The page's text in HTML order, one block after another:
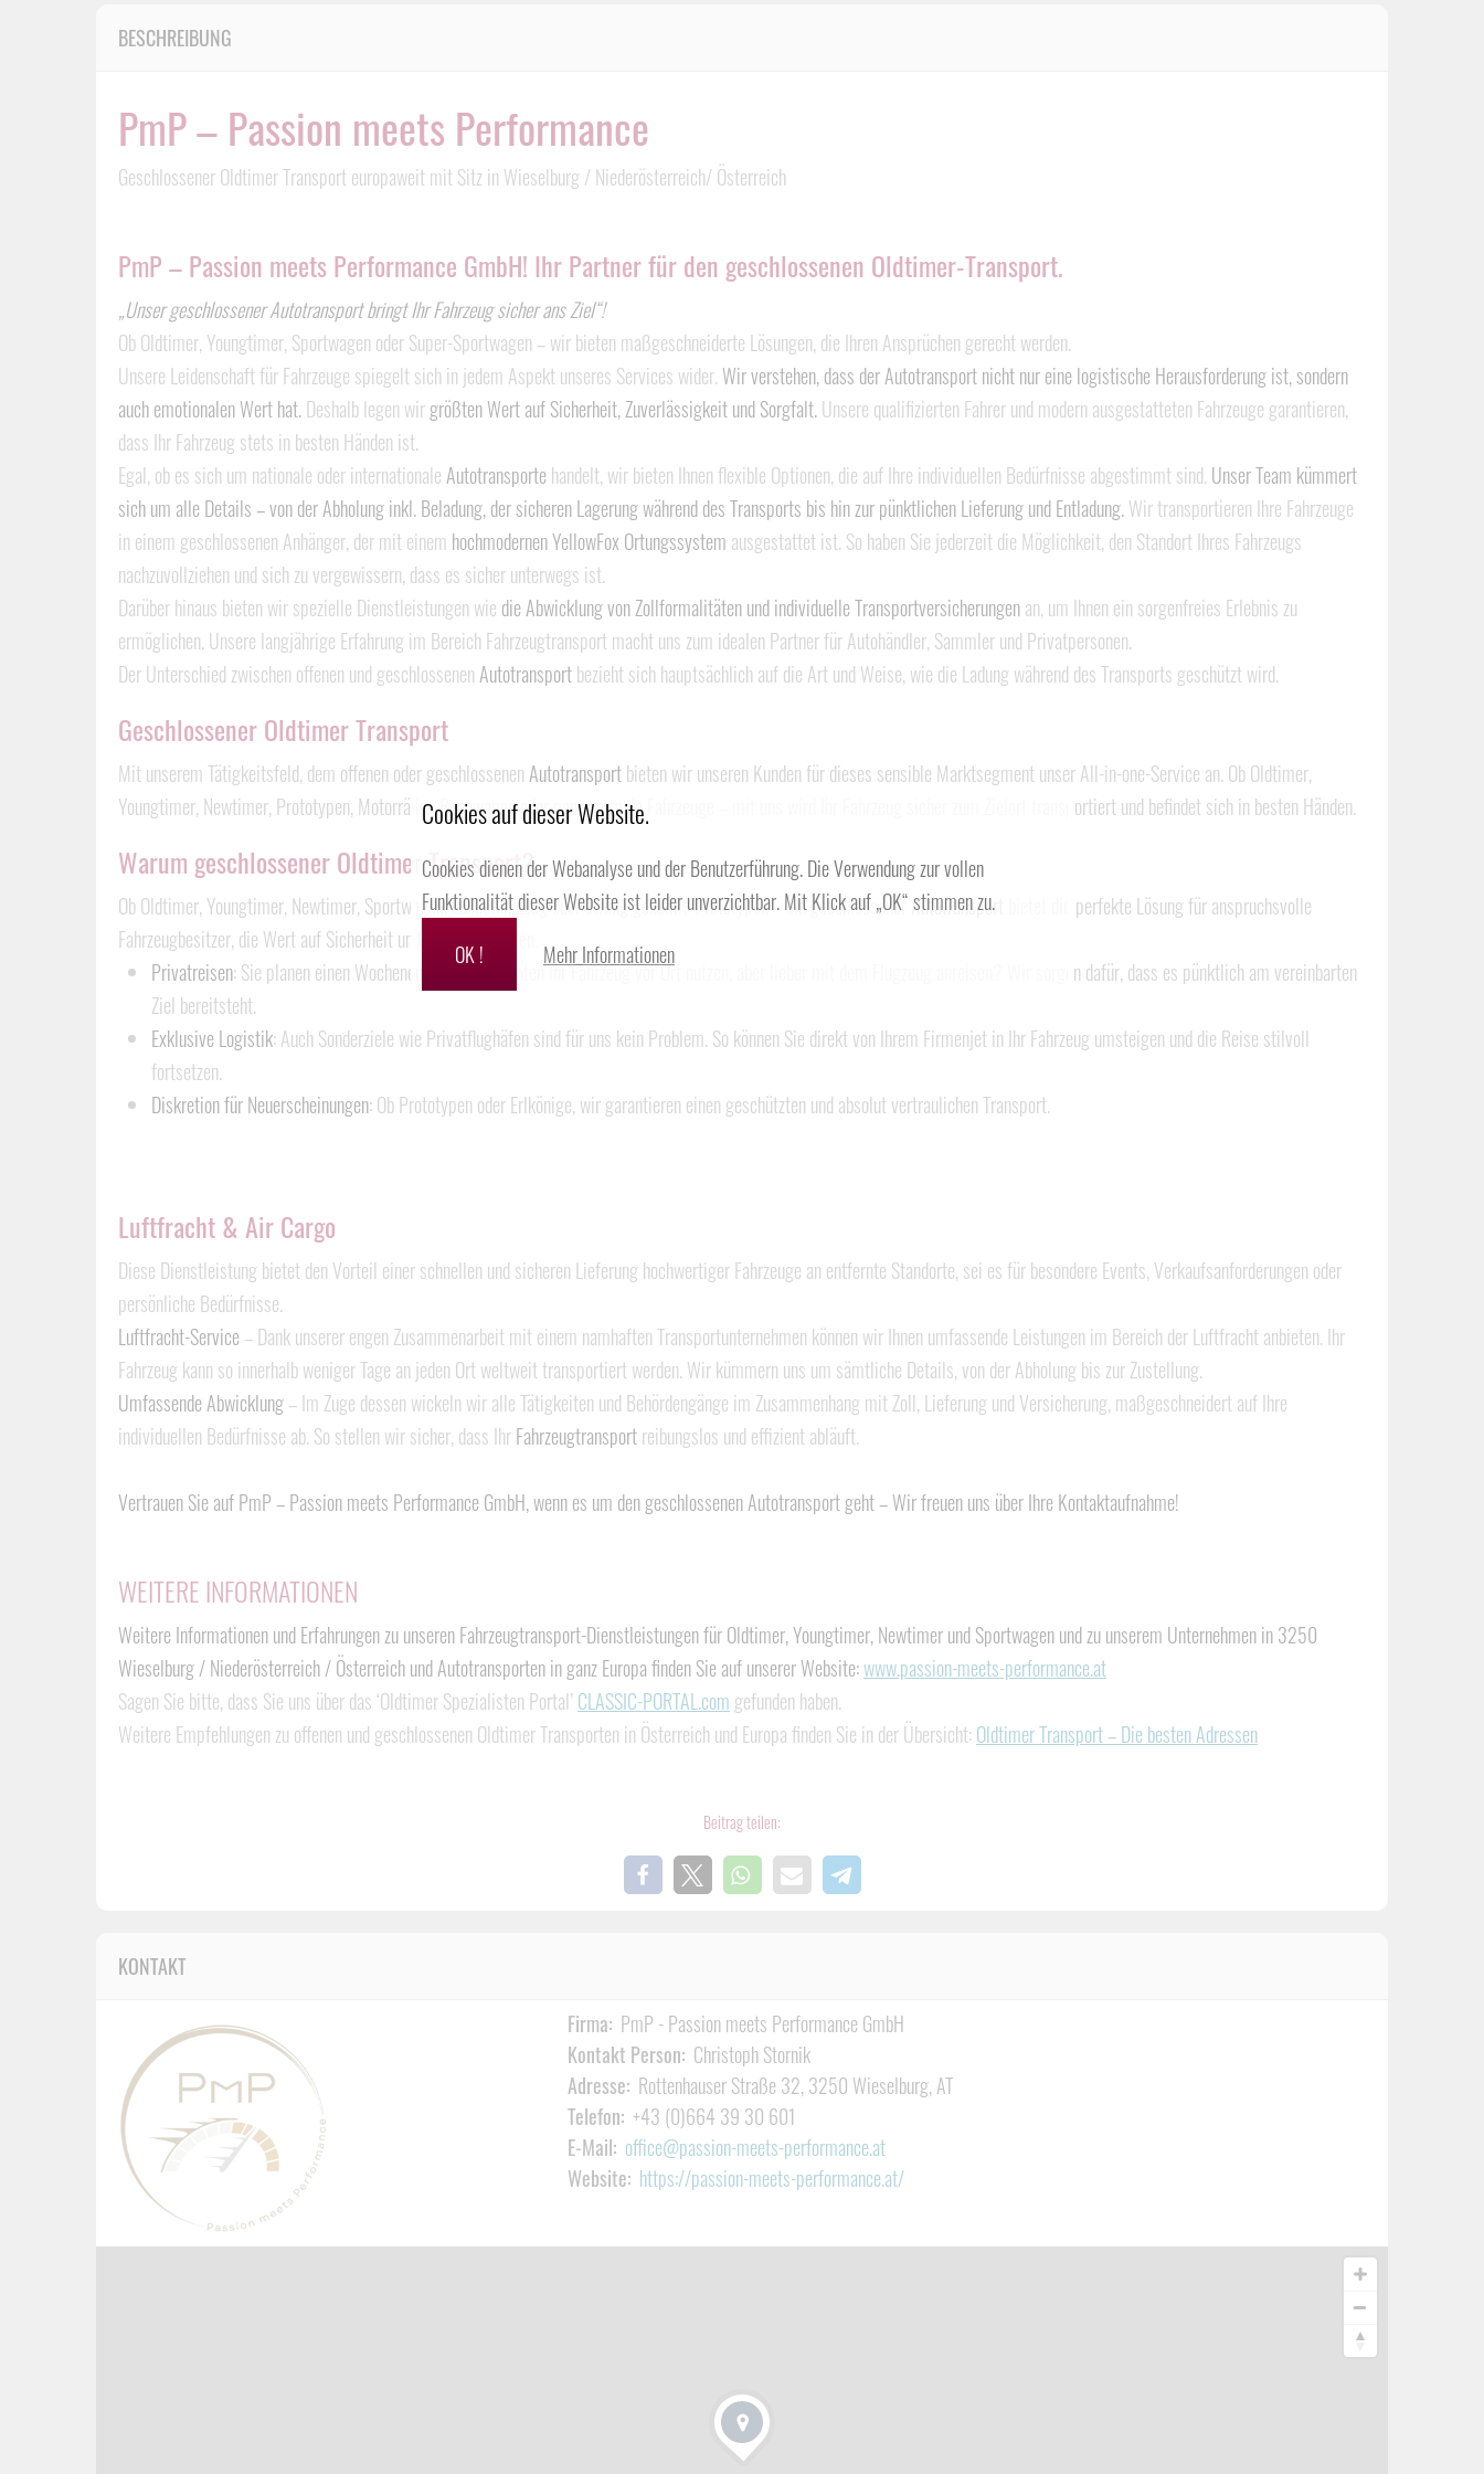
Cookies auf dieser Website.
Cookies dienen der Webanalyse und der Benutzerführung. Die Verwendung zur vollen
Funktionalität dieser Website ist leider unverzichtbar. Mit Klick auf „OK“ stimmen zu.
OK !
Mehr Informationen
BESCHREIBUNG
PmP – Passion meets Performance
Geschlossener Oldtimer Transport europaweit mit Sitz in Wieselburg / Niederösterreich/ Österreich
PmP – Passion meets Performance GmbH! Ihr Partner für den geschlossenen Oldtimer-Transport.
„Unser geschlossener Autotransport bringt Ihr Fahrzeug sicher ans Ziel“!
Ob Oldtimer, Youngtimer, Sportwagen oder Super-Sportwagen – wir bieten maßgeschneiderte Lösungen, die Ihren Ansprüchen gerecht werden.
Unsere Leidenschaft für Fahrzeuge spiegelt sich in jedem Aspekt unseres Services wider. Wir verstehen, dass der Autotransport nicht nur eine logistische Herausforderung ist, sondern
auch emotionalen Wert hat.Deshalb legen wirgrößten Wert auf Sicherheit, Zuverlässigkeit und Sorgfalt.Unsere qualifizierten Fahrer und modern ausgestatteten Fahrzeuge garantieren,
dass Ihr Fahrzeug stets in besten Händen ist.
Egal, ob es sich um nationale oder internationale Autotransportehandelt, wir bieten Ihnen flexible Optionen, die auf Ihre individuellen Bedürfnisse abgestimmt sind. Unser Team kümmert
sich um alle Details – von der Abholung inkl. Beladung, der sicheren Lagerung während des Transports bis hin zur pünktlichen Lieferung und Entladung.Wir transportieren Ihre Fahrzeuge
in einem geschlossenen Anhänger, der mit einem hochmodernen YellowFox Ortungssystem ausgestattet ist. So haben Sie jederzeit die Möglichkeit, den Standort Ihres Fahrzeugs
nachzuvollziehen und sich zu vergewissern, dass es sicher unterwegs ist.
Darüber hinaus bieten wir spezielle Dienstleistungen wie die Abwicklung von Zollformalitäten und individuelle Transportversicherungenan, um Ihnen ein sorgenfreies Erlebnis zu
ermöglichen. Unsere langjährige Erfahrung im Bereich Fahrzeugtransport macht uns zum idealen Partner für Autohändler, Sammler und Privatpersonen.
Der Unterschied zwischen offenen und geschlossenen Autotransportbezieht sich hauptsächlich auf die Art und Weise, wie die Ladung während des Transports geschützt wird.
Geschlossener Oldtimer Transport
Mit unserem Tätigkeitsfeld, dem offenen oder geschlossenen Autotransportbieten wir unseren Kunden für dieses sensible Marktsegment unser All-in-one-Service an. Ob Oldtimer,
Youngtimer, Newtimer, Prototypen, Motorräder, Rennwagen oder ganz normale Fahrzeuge – mit uns wird Ihr Fahrzeug sicher zum Zielort transportiert und befindet sich in besten Händen.
Warum geschlossener Oldtimer Transport?
Ob Oldtimer, Youngtimer, Newtimer, Sportwagen, Luxusfahrzeug oder streng geheime Prototypen – ein geschlossenerAutotransport
bietet die perfekte Lösung für anspruchsvolle
Fahrzeugbesitzer, die Wert auf Sicherheit und Diskretion legen.
Privatreisen: Sie planen einen Wochenendtrip und möchten Ihr Fahrzeug vor Ort nutzen, aber lieber mit dem Flugzeug anreisen? Wir sorgen dafür, dass es pünktlich am vereinbarten
Ziel bereitsteht.
Exklusive Logistik: Auch Sonderziele wie Privatflughäfen sind für uns kein Problem. So können Sie direkt von Ihrem Firmenjet in Ihr Fahrzeug umsteigen und die Reise stilvoll
fortsetzen.
Diskretion für Neuerscheinungen: Ob Prototypen oder Erlkönige, wir garantieren einen geschützten und absolut vertraulichen Transport.
Luftfracht & Air Cargo
Diese Dienstleistung bietet den Vorteil einer schnellen und sicheren Lieferung hochwertiger Fahrzeuge an entfernte Standorte, sei es für besondere Events, Verkaufsanforderungen oder
persönliche Bedürfnisse.
Luftfracht-Service– Dank unserer engen Zusammenarbeit mit einem namhaften Transportunternehmen können wir Ihnen umfassende Leistungen im Bereich der Luftfracht anbieten. Ihr
Fahrzeug kann so innerhalb weniger Tage an jeden Ort weltweit transportiert werden. Wir kümmern uns um sämtliche Details, von der Abholung bis zur Zustellung.
Umfassende Abwicklung– Im Zuge dessen wickeln wir alle Tätigkeiten und Behördengänge im Zusammenhang mit Zoll, Lieferung und Versicherung, maßgeschneidert auf Ihre
individuellen Bedürfnisse ab. So stellen wir sicher, dass IhrFahrzeugtransportreibungslos und effizient abläuft.
Vertrauen Sie auf PmP – Passion meets Performance GmbH, wenn es um den geschlossenen Autotransport geht – Wir freuen uns über Ihre Kontaktaufnahme!
WEITERE INFORMATIONEN
Weitere Informationen und Erfahrungen zu unseren Fahrzeugtransport-Dienstleistungen für Oldtimer, Youngtimer, Newtimer und Sportwagen und zu unserem Unternehmen in 3250
Wieselburg / Niederösterreich / Österreich und Autotransporten in ganz Europa finden Sie auf unserer Website:www.passion-meets-performance.at
Sagen Sie bitte, dass Sie uns über das ‘Oldtimer Spezialisten Portal’ CLASSIC-PORTAL.com gefunden haben.
Weitere Empfehlungen zu offenen und geschlossenen Oldtimer Transporten in Österreich und Europa finden Sie in der Übersicht:Oldtimer Transport – Die besten Adressen
Beitrag teilen:
KONTAKT
Firma: PmP - Passion meets Performance GmbH
Kontakt Person: Christoph Stornik
Adresse: Rottenhauser Straße 32, 3250 Wieselburg, AT
Telefon: +43 (0)664 39 30 601
E-Mail: office@passion-meets-performance.at
Website: https://passion-meets-performance.at/